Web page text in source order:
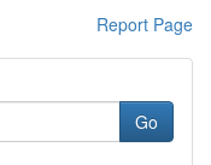
Report Page
Go